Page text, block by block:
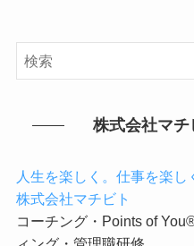
株式会社マチ
人生を楽しく。仕事を楽し
株式会社マチビト
コーチング・Points of